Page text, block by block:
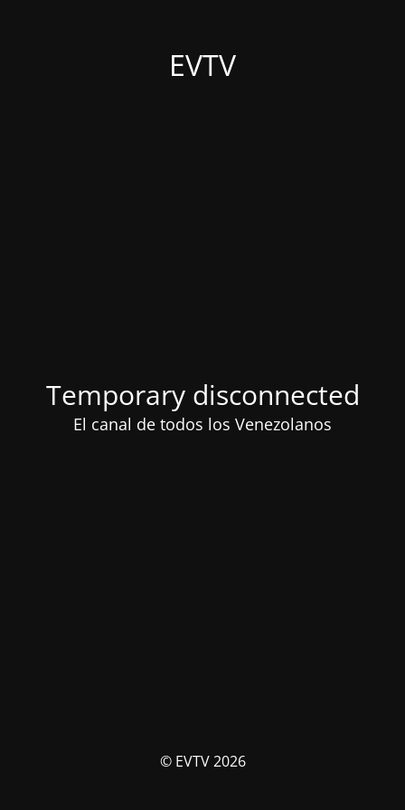
EVTV
Temporary disconnected
El canal de todos los Venezolanos
© EVTV 2026